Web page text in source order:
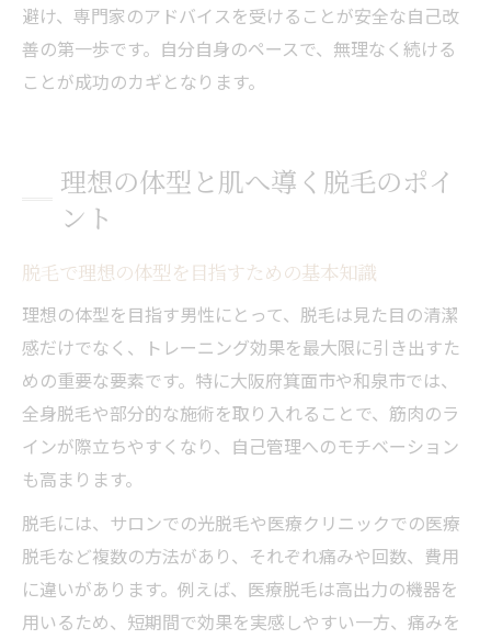
避け、専門家のアドバイスを受けることが安全な自己改
善の第一歩です。自分自身のペースで、無理なく続ける
ことが成功のカギとなります。
理想の体型と肌へ導く脱毛のポイ
ント
脱毛で理想の体型を目指すための基本知識
理想の体型を目指す男性にとって、脱毛は見た目の清潔
感だけでなく、トレーニング効果を最大限に引き出すた
めの重要な要素です。特に大阪府箕面市や和泉市では、
全身脱毛や部分的な施術を取り入れることで、筋肉のラ
インが際立ちやすくなり、自己管理へのモチベーション
も高まります。
脱毛には、サロンでの光脱毛や医療クリニックでの医療
脱毛など複数の方法があり、それぞれ痛みや回数、費用
に違いがあります。例えば、医療脱毛は高出力の機器を
用いるため、短期間で効果を実感しやすい一方、痛みを